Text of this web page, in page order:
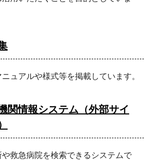
ュアルや様式等を掲載しています。
関情報システム（外部サイ
救急病院を検索できるシステムで